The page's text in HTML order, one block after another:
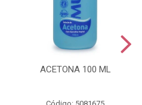
ACETONA 100 ML